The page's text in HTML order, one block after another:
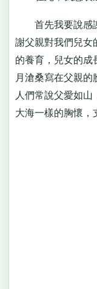
首先我要說感謝
謝父親對我們兒女
的養育，兒女的成
月滄桑寫在父親的
人們常說父愛如山
大海一樣的胸懷，